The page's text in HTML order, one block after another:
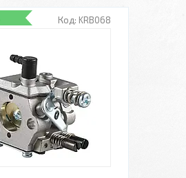
KRB068